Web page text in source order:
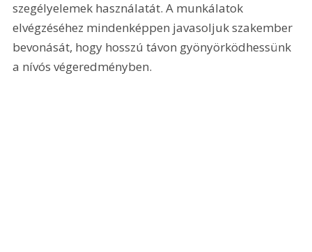
szegélyelemek használatát. A munkálatok
elvégzéséhez mindenképpen javasoljuk szakember
bevonását, hogy hosszú távon gyönyörködhessünk
a nívós végeredményben.